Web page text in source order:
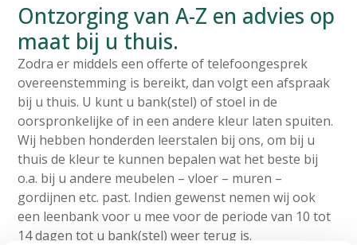
Ontzorging van A-Z en advies op
maat bij u thuis.
Zodra er middels een offerte of telefoongesprek
overeenstemming is bereikt, dan volgt een afspraak
bij u thuis. U kunt u bank(stel) of stoel in de
oorspronkelijke of in een andere kleur laten spuiten.
Wij hebben honderden leerstalen bij ons, om bij u
thuis de kleur te kunnen bepalen wat het beste bij
o.a. bij u andere meubelen – vloer – muren –
gordijnen etc. past. Indien gewenst nemen wij ook
een leenbank voor u mee voor de periode van 10 tot
14 dagen tot u bank(stel) weer terug is.